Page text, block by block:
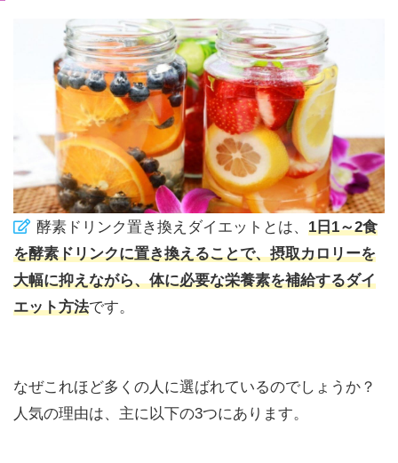
酵素ドリンク置き換えダイエットとは、 1日1～2食
を酵素ドリンクに置き換えることで、摂取カロリーを
大幅に抑えながら、体に必要な栄養素を補給するダイ
エット方法です。
なぜこれほど多くの人に選ばれているのでしょうか？
人気の理由は、主に以下の3つにあります。